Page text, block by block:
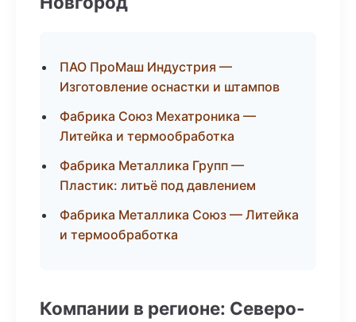
ПАО ПроМаш Индустрия —
Изготовление оснастки и штампов
Фабрика Союз Мехатроника —
Литейка и термообработка
Фабрика Металлика Групп —
Пластик: литьё под давлением
Фабрика Металлика Союз — Литейка
и термообработка
Компании в регионе: Северо-